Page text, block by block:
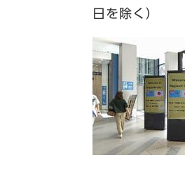
日を除く）